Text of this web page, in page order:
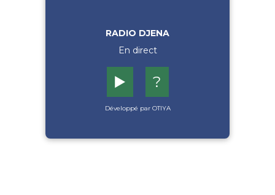
RADIO DJENA
En direct
▶️ ?
Développé par OTIYA